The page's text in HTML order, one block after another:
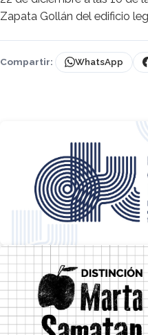
Zapata Gollán del edificio
Compartir: WhatsApp